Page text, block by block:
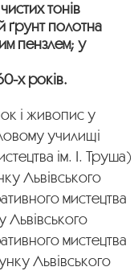
тонів
ґрунт полотна
пензлем; у
х років.
і живопис у
училищі
ім. І. Труша)
Львівського
мистецтва
мистецтва
Львівського